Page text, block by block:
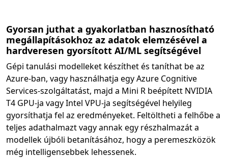
Gyorsan juthat a gyakorlatban hasznosítható
megállapításokhoz az adatok elemzésével a
hardveresen gyorsított AI/ML segítségével
Gépi tanulási modelleket készíthet és taníthat be az
Azure-ban, vagy használhatja egy Azure Cognitive
Services-szolgáltatást, majd a Mini R beépített NVIDIA
T4 GPU-ja vagy Intel VPU-ja segítségével helyileg
gyorsíthatja fel az eredményeket. Feltöltheti a felhőbe a
teljes adathalmazt vagy annak egy részhalmazát a
modellek újbóli betanításához, hogy a peremeszközök
még intelligensebbek lehessenek.